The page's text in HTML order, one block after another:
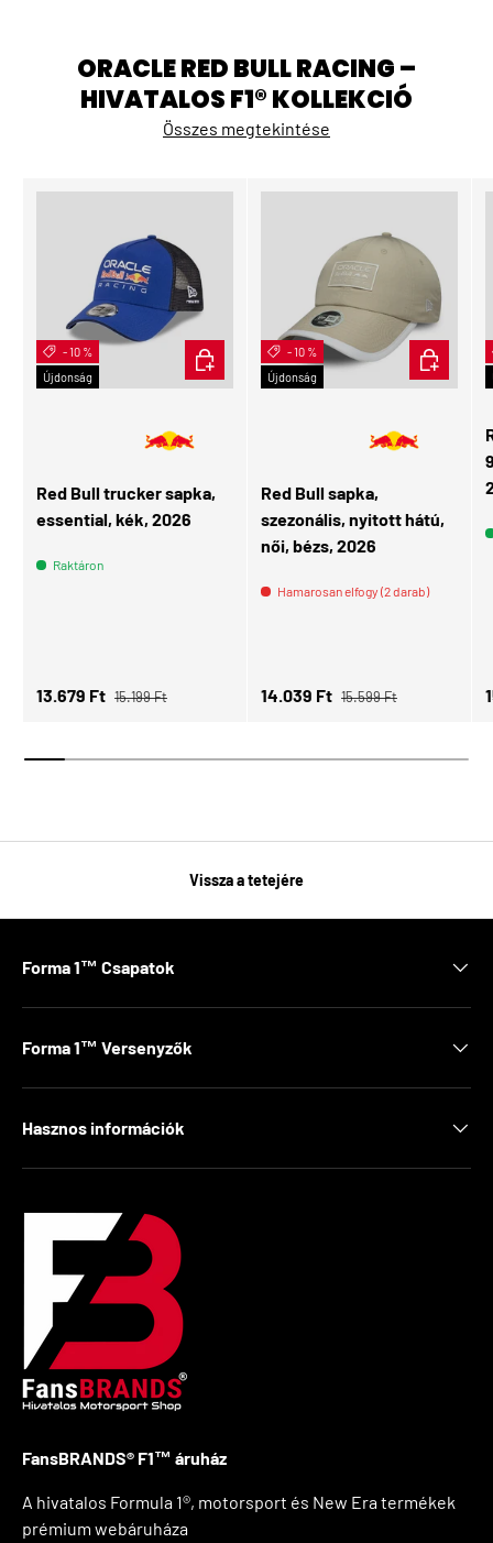
ORACLE RED BULL RACING –
HIVATALOS F1® KOLLEKCIÓ
Összes megtekintése
- 10 %
Újdonság
Red Bull trucker sapka,
essential, kék, 2026
Raktáron
Eladási ár
13.679 Ft Normál ár
15.199 Ft
KOSÁRBA
- 10 %
Újdonság
👩 Női
Red Bull sapka,
szezonális, nyitott hátú,
női, bézs, 2026
Hamarosan elfogy (2 darab)
Eladási ár
14.039 Ft Normál ár
15.599 Ft
KOSÁRBA
Vissza a tetejére
Forma 1™ Csapatok
Forma 1™ Versenyzők
Hasznos információk
FansBRANDS® F1™ áruház
A hivatalos Formula 1®, motorsport és New Era termékek
prémium webáruháza